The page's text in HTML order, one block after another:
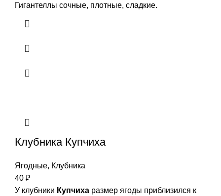
Гигантеллы сочные, плотные, сладкие.
Клубника Купчиха
Ягодные, Клубника
40 ₽
У клубники Купчиха размер ягоды приблизился к